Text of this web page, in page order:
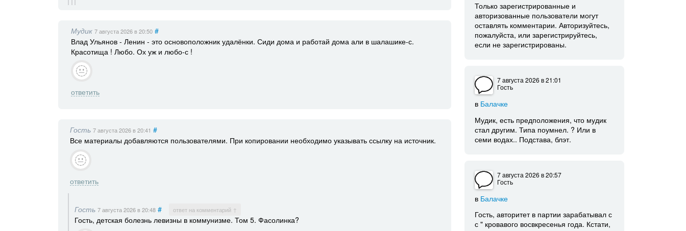
Мудик 7 августа 2026 в 20:50 #
Влад Ульянов - Ленин - это основоположник удалёнки. Сиди дома и работай дома али в шалашике-с.
Красотища ! Любо. Ох уж и любо-с !
ответить
Гость 7 августа 2026 в 20:41 #
Все материалы добавляются пользователями. При копировании необходимо указывать ссылку на источник.
ответить
Гость 7 августа 2026 в 20:48 # ответ на комментарий ↑
Гость, детская болезнь левизны в коммунизме. Том 5. Фасолинка?
Только зарегистрированные и
авторизованные пользователи могут
оставлять комментарии. Авторизуйтесь,
пожалуйста, или зарегистрируйтесь,
если не зарегистрированы.
7 августа 2026в 21:01
Гость
в Балачке
Мудик, есть предположения, что мудик
стал другим. Типа поумнел. ? Или в
семи водах.. Подстава, блэт.
7 августа 2026в 20:57
Гость
в Балачке
Гость, авторитет в партии зарабатывал с
с " кровавого восвкресенья года. Кстати,